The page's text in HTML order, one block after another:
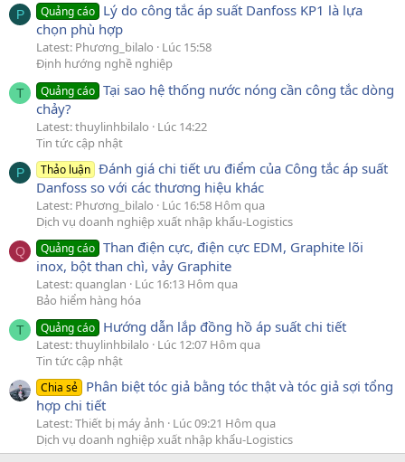
P Quảng cáo Lý do công tắc áp suất Danfoss KP1 là lựa
chọn phù hợp
Latest: Phương_bilalo
Lúc 15:58
Định hướng nghề nghiệp
T Quảng cáo Tại sao hệ thống nước nóng cần công tắc dòng
chảy?
Latest: thuylinhbilalo
Lúc 14:22
Tin tức cập nhật
P Thảo luận Đánh giá chi tiết ưu điểm của Công tắc áp suất
Danfoss so với các thương hiệu khác
Latest: Phương_bilalo
Lúc 16:58 Hôm qua
Dịch vụ doanh nghiệp xuất nhập khẩu-Logistics
Q Quảng cáo Than điện cực, điện cực EDM, Graphite lõi
inox, bột than chì, vảy Graphite
Latest: quanglan
Lúc 16:13 Hôm qua
Bảo hiểm hàng hóa
T Quảng cáo Hướng dẫn lắp đồng hồ áp suất chi tiết
Latest: thuylinhbilalo
Lúc 12:07 Hôm qua
Tin tức cập nhật
Chia sẻ Phân biệt tóc giả bằng tóc thật và tóc giả sợi tổng
hợp chi tiết
Latest: Thiết bị máy ảnh
Lúc 09:21 Hôm qua
Dịch vụ doanh nghiệp xuất nhập khẩu-Logistics